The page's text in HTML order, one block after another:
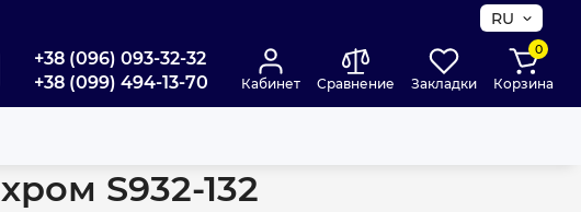
RU
+38 (096) 093-32-32
+38 (099) 494-13-70
Кабинет Сравнение Закладки
0
Корзина
хром S932-132
S932-132